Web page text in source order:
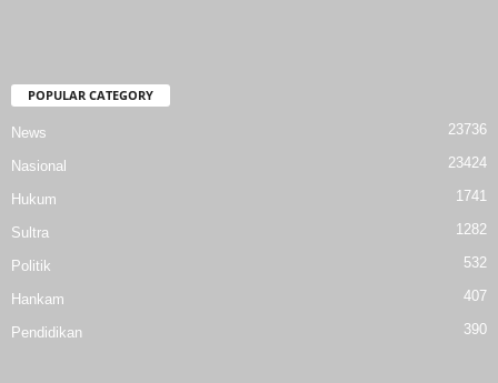
POPULAR CATEGORY
News 23736
Nasional 23424
Hukum 1741
Sultra 1282
Politik 532
Hankam 407
Pendidikan 390